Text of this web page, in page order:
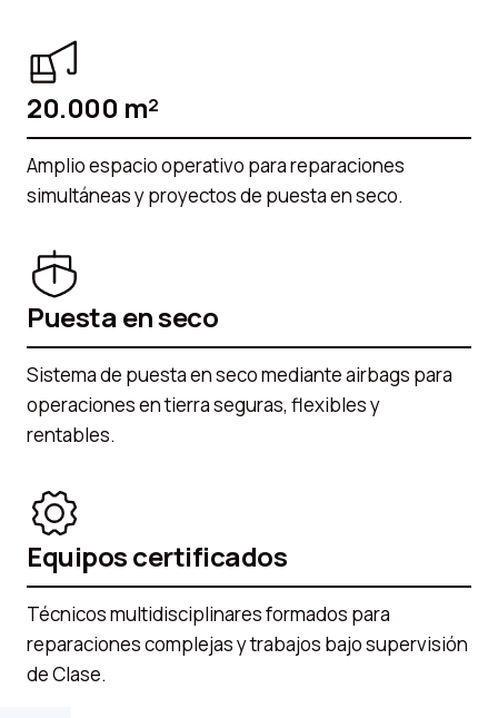
20.000 m²
Amplio espacio operativo para reparaciones
simultáneas y proyectos de puesta en seco.
Puesta en seco
Sistema de puesta en seco mediante airbags para
operaciones en tierra seguras, flexibles y
rentables.
Equipos certificados
Técnicos multidisciplinares formados para
reparaciones complejas y trabajos bajo supervisión
de Clase.